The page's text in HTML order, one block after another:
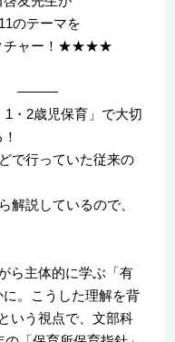
のテーマを
クチャー！★★★★
！ ―――
・2歳児保育」で大切
で行っていた従来の
解説しているので、
ら主体的に学ぶ「有
。こうした理解を背
いう視点で、文部科